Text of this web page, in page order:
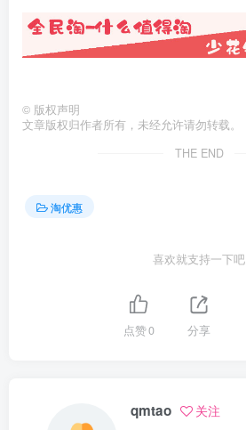
© 版权声明
文章版权归作者所有，未经允许请勿转载。
THE END
淘优惠
喜欢就支持一下吧
点赞0 分享
qmtao 关注